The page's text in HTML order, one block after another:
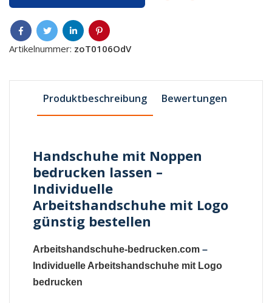
Artikelnummer: zoT0106OdV
Produktbeschreibung Bewertungen
Handschuhe mit Noppen
bedrucken lassen –
Individuelle
Arbeitshandschuhe mit Logo
günstig bestellen
Arbeitshandschuhe-bedrucken.com –
Individuelle Arbeitshandschuhe mit Logo
bedrucken